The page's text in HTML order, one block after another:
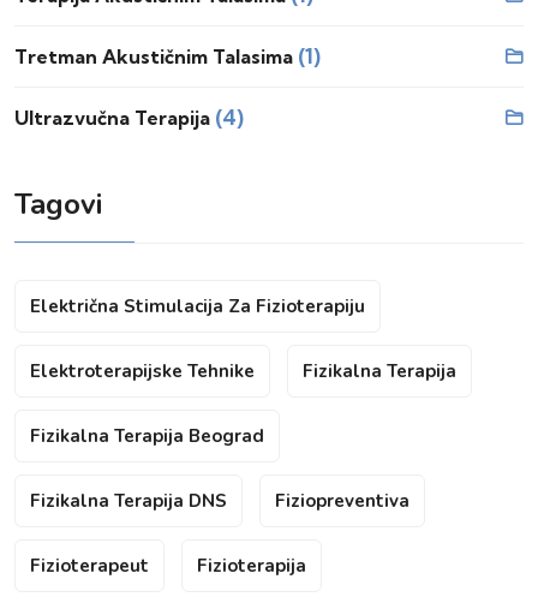
Tretman Akustičnim Talasima (1)
Ultrazvučna Terapija (4)
Tagovi
Električna Stimulacija Za Fizioterapiju
Elektroterapijske Tehnike Fizikalna Terapija
Fizikalna Terapija Beograd
Fizikalna Terapija DNS Fiziopreventiva
Fizioterapeut Fizioterapija